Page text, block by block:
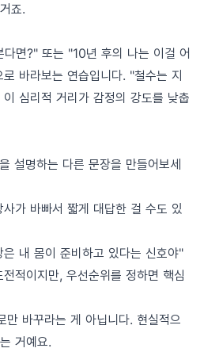
죠.
면?" 또는 "10년 후의 나는 이걸 어
바라보는 연습입니다. "철수는 지
심리적 거리가 감정의 강도를 낮춥
설명하는 다른 문장을 만들어보세
가 바빠서 짧게 대답한 걸 수도 있
내 몸이 준비하고 있다는 신호야"
적이지만, 우선순위를 정하면 핵심
만 바꾸라는 게 아닙니다. 현실적으
거예요.